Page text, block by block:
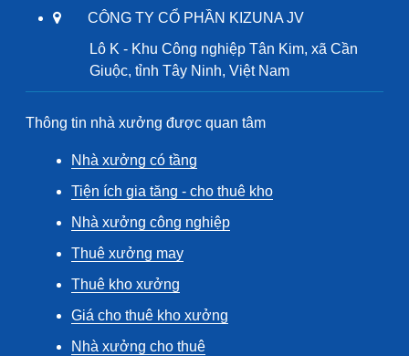
CÔNG TY CỔ PHẦN KIZUNA JV
Lô K - Khu Công nghiệp Tân Kim, xã Cần
Giuộc, tỉnh Tây Ninh, Việt Nam
Thông tin nhà xưởng được quan tâm
Nhà xưởng có tầng
Tiện ích gia tăng - cho thuê kho
Nhà xưởng công nghiệp
Thuê xưởng may
Thuê kho xưởng
Giá cho thuê kho xưởng
Nhà xưởng cho thuê